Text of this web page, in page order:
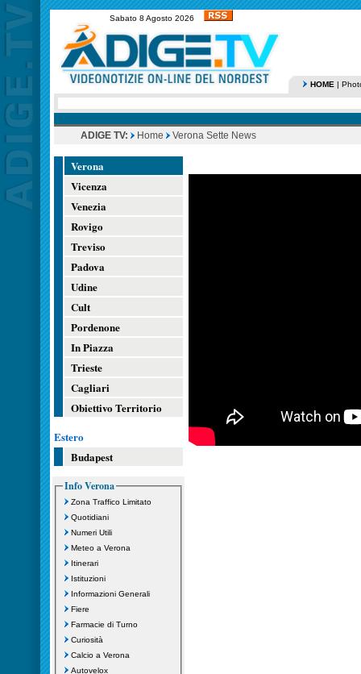
Sabato 8 Agosto 2026
HOME |
ADIGE TV: Home Verona Sette News
Verona
Vicenza
Venezia
Rovigo
Treviso
Padova
Udine
Cult
Pordenone
In Piazza
Trieste
Cagliari
Obiettivo Territorio
Estero
Budapest
Info Verona
Zona Traffico Limitato
Quotidiani
Numeri Utili
Meteo a Verona
Itinerari
Istituzioni
Informazioni Generali
Fiere
Farmacie di Turno
Curiosità
Calcio a Verona
Autovelox